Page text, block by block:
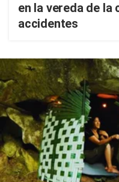
en la vereda de la
accidentes